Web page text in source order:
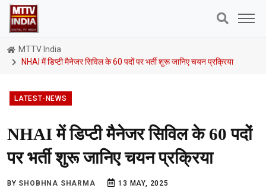
MTTV India
NHAI में डिप्टी मैनेजर सिविल के 60 पदों पर भर्ती शुरू जानिए चयन प्रक्रिया
LATEST-NEWS
NHAI में डिप्टी मैनेजर सिविल के 60 पदों
पर भर्ती शुरू जानिए चयन प्रक्रिया
BY SHOBHNA SHARMA 13 MAY, 2025